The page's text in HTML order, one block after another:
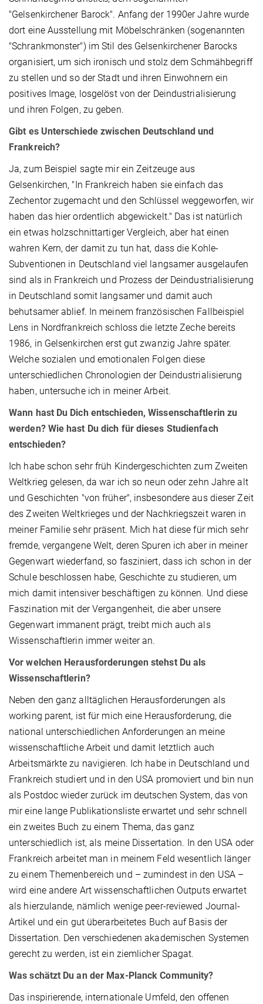
"Gelsenkirchener Barock". Anfang der 1990er Jahre wurde
dort eine Ausstellung mit Möbelschränken (sogenannten
"Schrankmonster") im Stil des Gelsenkirchener Barocks
organisiert, um sich ironisch und stolz dem Schmähbegriff
zu stellen und so der Stadt und ihren Einwohnern ein
positives Image, losgelöst von der Deindustrialisierung
und ihren Folgen, zu geben.
Gibt es Unterschiede zwischen Deutschland und
Frankreich?
Ja, zum Beispiel sagte mir ein Zeitzeuge aus
Gelsenkirchen, "In Frankreich haben sie einfach das
Zechentor zugemacht und den Schlüssel weggeworfen, wir
haben das hier ordentlich abgewickelt." Das ist natürlich
ein etwas holzschnittartiger Vergleich, aber hat einen
wahren Kern, der damit zu tun hat, dass die Kohle-
Subventionen in Deutschland viel langsamer ausgelaufen
sind als in Frankreich und Prozess der Deindustrialisierung
in Deutschland somit langsamer und damit auch
behutsamer ablief. In meinem französischen Fallbeispiel
Lens in Nordfrankreich schloss die letzte Zeche bereits
1986, in Gelsenkirchen erst gut zwanzig Jahre später.
Welche sozialen und emotionalen Folgen diese
unterschiedlichen Chronologien der Deindustrialisierung
haben, untersuche ich in meiner Arbeit.
Wann hast Du Dich entschieden, Wissenschaftlerin zu
werden? Wie hast Du dich für dieses Studienfach
entschieden?
Ich habe schon sehr früh Kindergeschichten zum Zweiten
Weltkrieg gelesen, da war ich so neun oder zehn Jahre alt
und Geschichten "von früher", insbesondere aus dieser Zeit
des Zweiten Weltkrieges und der Nachkriegszeit waren in
meiner Familie sehr präsent. Mich hat diese für mich sehr
fremde, vergangene Welt, deren Spuren ich aber in meiner
Gegenwart wiederfand, so fasziniert, dass ich schon in der
Schule beschlossen habe, Geschichte zu studieren, um
mich damit intensiver beschäftigen zu können. Und diese
Faszination mit der Vergangenheit, die aber unsere
Gegenwart immanent prägt, treibt mich auch als
Wissenschaftlerin immer weiter an.
Vor welchen Herausforderungen stehst Du als
Wissenschaftlerin?
Neben den ganz alltäglichen Herausforderungen als
working parent, ist für mich eine Herausforderung, die
national unterschiedlichen Anforderungen an meine
wissenschaftliche Arbeit und damit letztlich auch
Arbeitsmärkte zu navigieren. Ich habe in Deutschland und
Frankreich studiert und in den USA promoviert und bin nun
als Postdoc wieder zurück im deutschen System, das von
mir eine lange Publikationsliste erwartet und sehr schnell
ein zweites Buch zu einem Thema, das ganz
unterschiedlich ist, als meine Dissertation. In den USA oder
Frankreich arbeitet man in meinem Feld wesentlich länger
zu einem Themenbereich und – zumindest in den USA –
wird eine andere Art wissenschaftlichen Outputs erwartet
als hierzulande, nämlich wenige peer-reviewed Journal-
Artikel und ein gut überarbeitetes Buch auf Basis der
Dissertation. Den verschiedenen akademischen Systemen
gerecht zu werden, ist ein ziemlicher Spagat.
Was schätzt Du an der Max-Planck Community?
Das inspirierende, internationale Umfeld, den offenen